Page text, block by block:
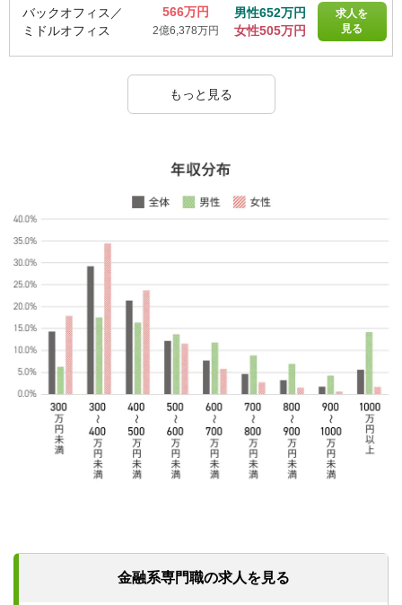
バックオフィス／
ミドルオフィス
566万円
2億6,378万円
男性652万円
女性505万円
求人を
見る
もっと見る
金融系専門職の求人を見る